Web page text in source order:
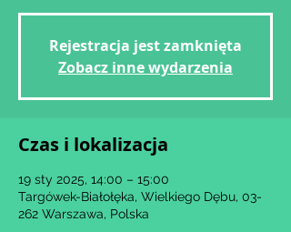
Rejestracja jest zamknięta
Zobacz inne wydarzenia
Czas i lokalizacja
19 sty 2025, 14:00 – 15:00
Targówek-Białołęka, Wielkiego Dębu, 03-
262 Warszawa, Polska